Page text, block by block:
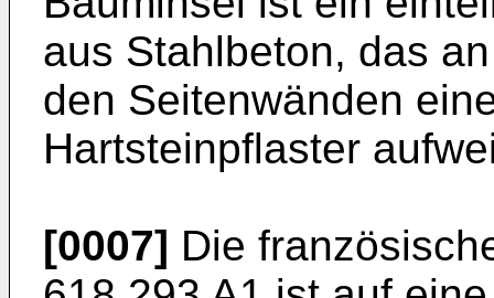
aus Stahlbeton, das
den Seitenwänden
Hartsteinpflaster
[0007] Die